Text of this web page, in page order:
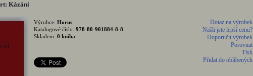
Kázání
Dotaz na výrobek
Našli jste lepší cenu?
Doporučit výrobek
Porovnat
Tisk
Přidat do oblíbených
Výrobce: Horus
Katalogové číslo: 978-80-901884-8-8
Skladem: 0 kniha